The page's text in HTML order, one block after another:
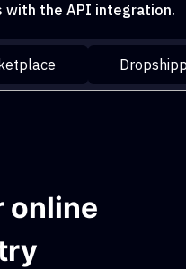
the API integration.
online